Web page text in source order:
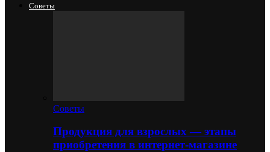
Советы
Советы
Продукция для взрослых — этапы
приобретения в интернет-магазине